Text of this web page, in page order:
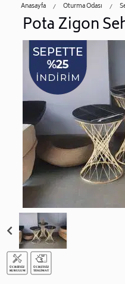
Anasayfa Oturma Odası
Pota Zigon